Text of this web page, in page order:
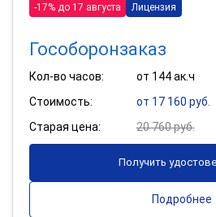
-17% до 17 августа Лицензия
Гособоронзаказ
Кол-во часов:
от 144 ак.ч
Стоимость:
от 17 160 руб.
Старая цена:
20 760 руб.
Получить
Подробнее